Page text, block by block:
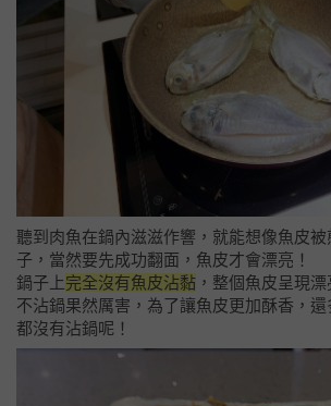
聽到肉魚在鍋內滋滋作響，就能想像魚皮
子，當然要先成功翻面，魚皮才會漂亮！
鍋子上完全沒有魚皮沾黏 ，整個魚皮呈現
不沾鍋果然厲害，為了讓魚皮更加酥香，
都沒有沾鍋呢！